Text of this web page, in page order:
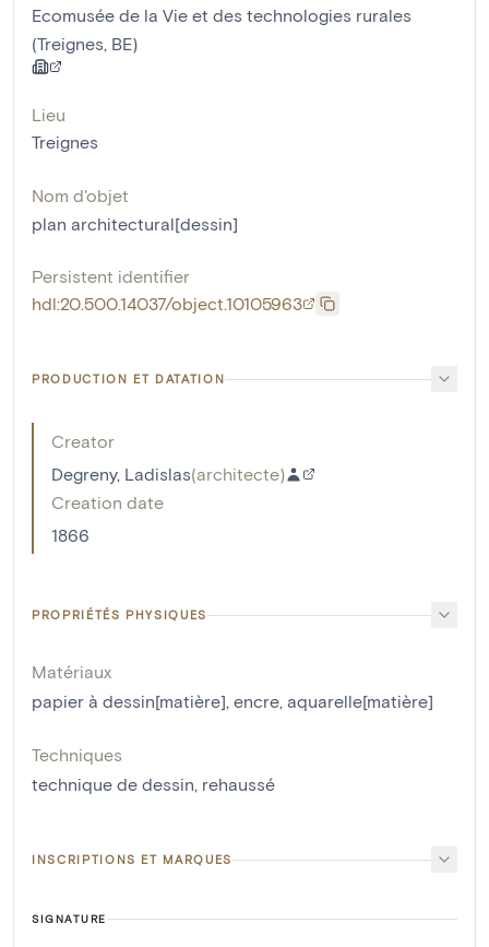
Ecomusée de la Vie et des technologies rurales
(Treignes, BE)
Lieu
Treignes
Nom d'objet
plan architectural[dessin]
Persistent identifier
hdl:20.500.14037/object.10105963
PRODUCTION ET DATATION
Creator
Degreny, Ladislas(architecte)
Creation date
1866
PROPRIÉTÉS PHYSIQUES
Matériaux
papier à dessin[matière], encre, aquarelle[matière]
Techniques
technique de dessin, rehaussé
INSCRIPTIONS ET MARQUES
SIGNATURE